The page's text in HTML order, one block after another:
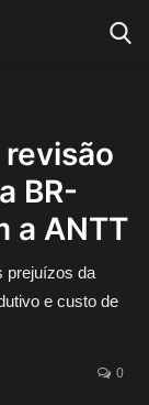
BR-
a ANTT
prejuízos da
e custo de
0